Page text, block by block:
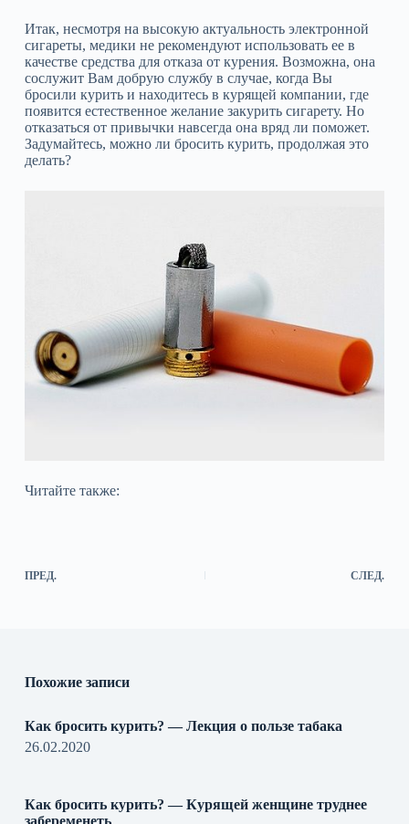
Итак, несмотря на высокую актуальность электронной
сигареты, медики не рекомендуют использовать ее в
качестве средства для отказа от курения. Возможна, она
сослужит Вам добрую службу в случае, когда Вы
бросили курить и находитесь в курящей компании, где
появится естественное желание закурить сигарету. Но
отказаться от привычки навсегда она вряд ли поможет.
Задумайтесь, можно ли бросить курить, продолжая это
делать?
Читайте также:
ПРЕД. СЛЕД.
Похожие записи
Как бросить курить? — Лекция о пользе табака
26.02.2020
Как бросить курить? — Курящей женщине труднее
забеременеть